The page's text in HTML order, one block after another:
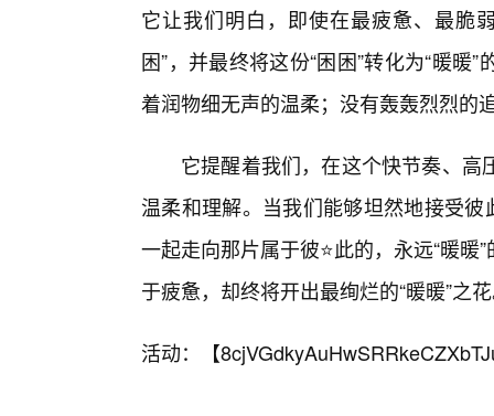
它让我们明白，即使在最疲惫、最脆
困”，并最终将这份“困困”转化为“暖暖
着润物细无声的温柔；没有轰轰烈烈的
它提醒着我们，在这个快节奏、
温柔和理解。当我们能够坦然地接受
一起走向那片属于彼⭐此的，永远“暖
于疲惫，却终将开出最绚烂的“暖暖”之
活动：【